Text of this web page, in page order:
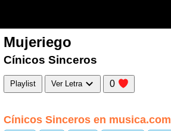
Mujeriego
Cínicos Sinceros
Playlist Ver Letra 0
Cínicos Sinceros en musica.com